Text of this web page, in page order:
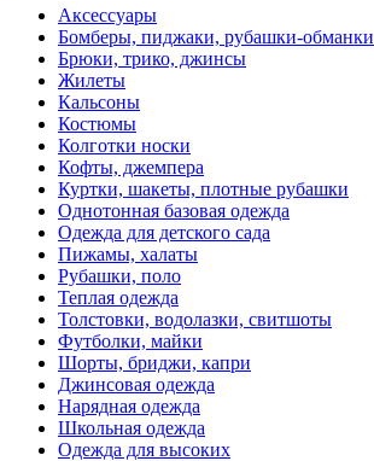
Аксессуары
Бомберы, пиджаки, рубашки-обманки
Брюки, трико, джинсы
Жилеты
Кальсоны
Костюмы
Колготки носки
Кофты, джемпера
Куртки, шакеты, плотные рубашки
Однотонная базовая одежда
Одежда для детского сада
Пижамы, халаты
Рубашки, поло
Теплая одежда
Толстовки, водолазки, свитшоты
Футболки, майки
Шорты, бриджи, капри
Джинсовая одежда
Нарядная одежда
Школьная одежда
Одежда для высоких